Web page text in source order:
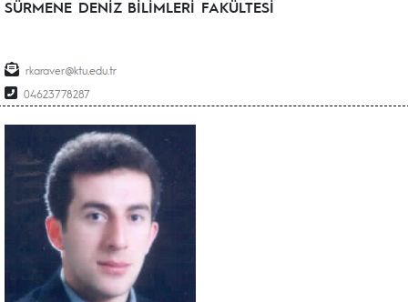
SÜRMENE DENİZ BİLİMLERİ FAKÜLTESİ
rkaraver
04623778287